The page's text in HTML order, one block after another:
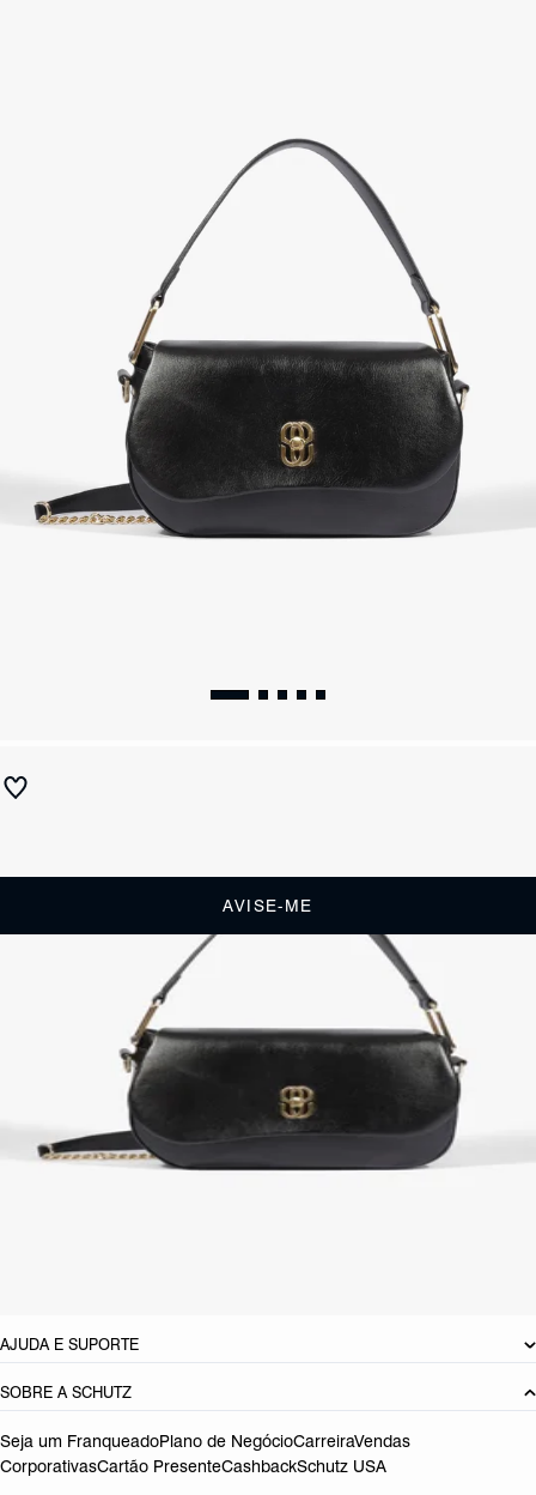
AVISE-ME
Aposte na Bolsa Hobo Kayla para unir a elegância do couro preto
texturizado ao luxo do fecho dourado exclusivo, garantindo um
acessório de formato estruturado e amplo que eleva seu visual com
sofisticação e funcionalidade impecável!
CARACTERÍSTICAS
AJUDA E SUPORTE
SOBRE A SCHUTZ
Seja um FranqueadoPlano de NegócioCarreiraVendas
CorporativasCartão PresenteCashbackSchutz USA